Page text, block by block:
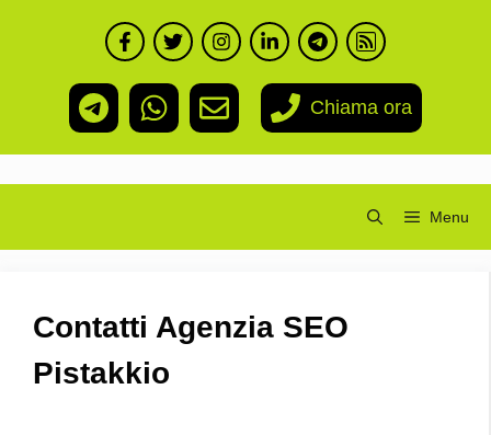
Chiama ora
Menu
Contatti Agenzia SEO
Pistakkio